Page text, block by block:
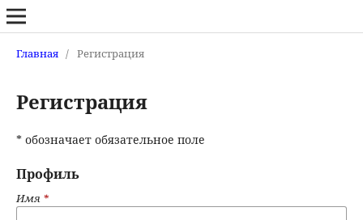
Главная / Регистрация
Регистрация
* обозначает обязательное поле
Профиль
Имя *